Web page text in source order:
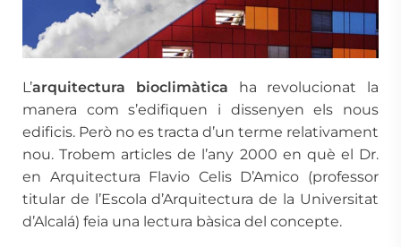
L’arquitectura bioclimàtica ha revolucionat la
manera com s’edifiquen i dissenyen els nous
edificis. Però no es tracta d’un terme relativament
nou. Trobem articles de l’any 2000 en què el Dr.
en Arquitectura Flavio Celis D’Amico (professor
titular de l’Escola d’Arquitectura de la Universitat
d’Alcalá) feia una lectura bàsica del concepte.